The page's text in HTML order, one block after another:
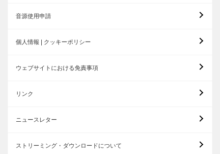
音源使用申請
個人情報 | クッキーポリシー
ウェブサイトにおける免責事項
リンク
ニュースレター
ストリーミング・ダウンロードについて